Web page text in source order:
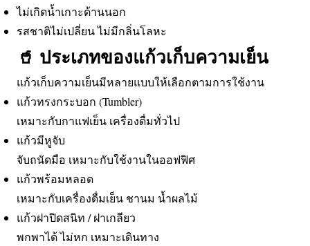
ไม่เกิดน้ำเกาะด้านนอก
รสชาติไม่เปลี่ยน ไม่มีกลิ่นโลหะ
🥤 ประเภทของแก้วเก็บความเย็น
แก้วเก็บความเย็นมีหลายแบบให้เลือกตามการใช้งาน
แก้วทรงกระบอก (Tumbler)
เหมาะกับกาแฟเย็น เครื่องดื่มทั่วไป
แก้วมีหูจับ
จับถนัดมือ เหมาะกับใช้งานในออฟฟิศ
แก้วพร้อมหลอด
เหมาะกับเครื่องดื่มเย็น ชานม น้ำผลไม้
แก้วฝาปิดสนิท / ฝาเกลียว
พกพาได้ ไม่หก เหมาะเดินทาง